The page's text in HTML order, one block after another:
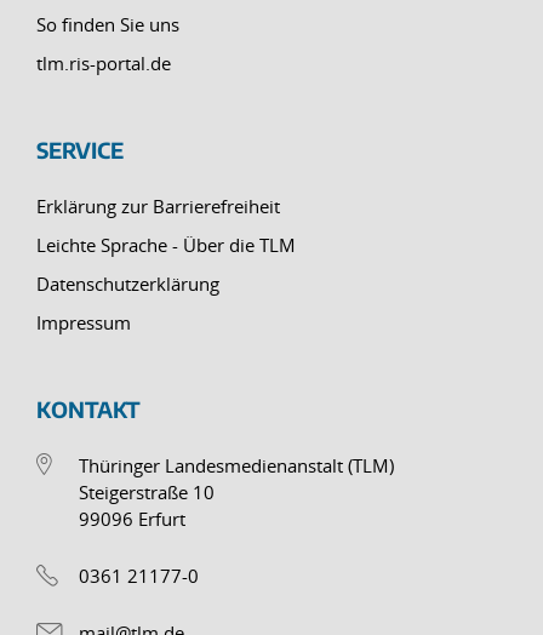
So finden Sie uns
tlm.ris-portal.de
SERVICE
Erklärung zur Barrierefreiheit
Leichte Sprache - Über die TLM
Datenschutzerklärung
Impressum
KONTAKT
Thüringer Landesmedienanstalt (TLM)
Steigerstraße 10
99096 Erfurt
0361 21177-0